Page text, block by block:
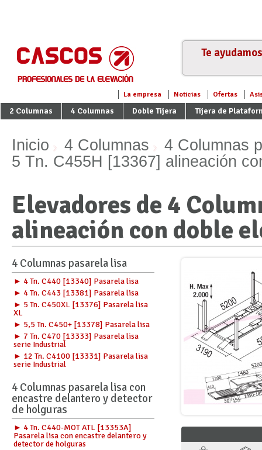
La empresa Noticias Ofertas
2 Columnas 4 Columnas Doble Tijera Tijera de
Te
Inicio 4 Columnas
4 Columnas
5 Tn. C455H [13367] alineación
Elevadores de 4
alineación con doble
4 Columnas pasarela lisa
► 4 Tn. C440 [13340] Pasarela lisa
► 4 Tn. C443 [13381] Pasarela lisa
► 5 Tn. C450XL [13376] Pasarela lisa
XL
► 5,5 Tn. C450+ [13378] Pasarela lisa
► 7 Tn. C470 [13333] Pasarela lisa
serie Industrial
► 12 Tn. C4100 [13331] Pasarela lisa
serie Industrial
4 Columnas pasarela lisa con
encastre delantero y detector
de holguras
► 4 Tn. C440-MOT ATL [13353A]
Pasarela lisa con encastre delantero y
detector de holguras